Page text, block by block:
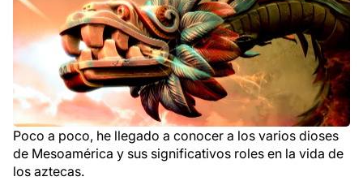
Poco a poco, he llegado a conocer a los varios dioses
de Mesoamérica y sus significativos roles en la vida de
los aztecas.